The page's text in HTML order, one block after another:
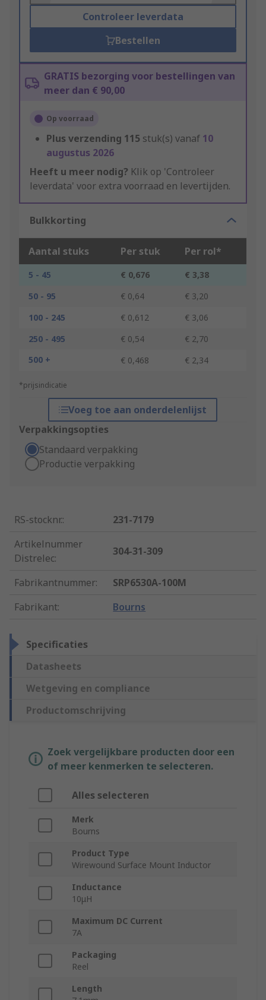
Controleer leverdata
Bestellen
GRATIS bezorging voor bestellingen van
meer dan € 90,00
Op voorraad
Plus verzending 115 stuk(s) vanaf 10
augustus 2026
Heeft u meer nodig? Klik op 'Controleer
leverdata' voor extra voorraad en levertijden.
Bulkkorting
Aantal stuks Per stuk Per rol*
5 - 45 € 0,676
€ 3,38
50 - 95
€ 0,64
€ 3,20
100 - 245
€ 0,612
€ 3,06
250 - 495
€ 0,54
€ 2,70
500 +
€ 0,468 € 2,34
*prijsindicatie
Voeg toe aan onderdelenlijst
Verpakkingsopties
Standaard verpakking
Productie verpakking
RS-stocknr.:
231-7179
Artikelnummer
Distrelec:
304-31-309
Fabrikantnummer:
SRP6530A-100M
Fabrikant: Bourns
Specificaties
Datasheets
Wetgeving en compliance
Productomschrijving
Zoek vergelijkbare producten door een
of meer kenmerken te selecteren.
Alles selecteren
Merk
Bourns
Product Type
Wirewound Surface Mount Inductor
Inductance
10μH
Maximum DC Current
7A
Packaging
Reel
Length